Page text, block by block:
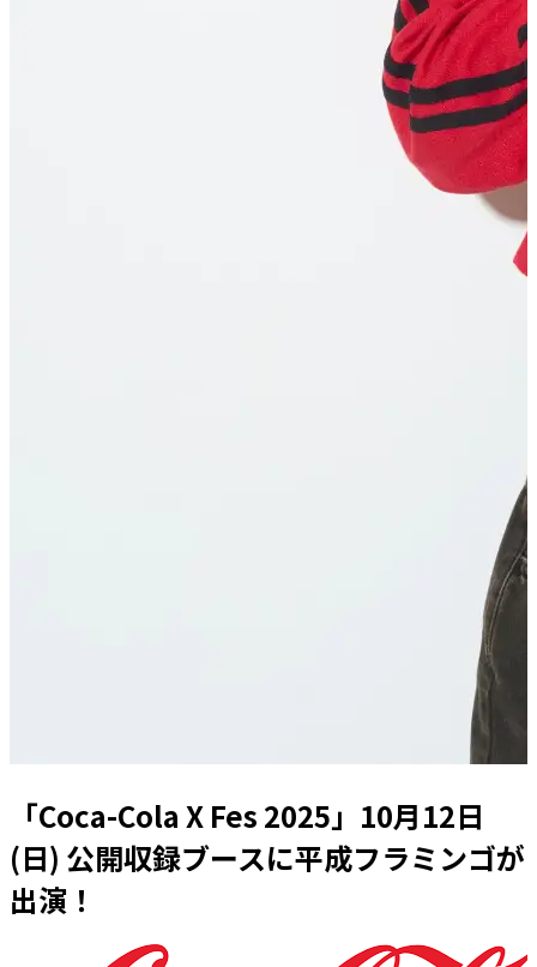
「Coca-Cola X Fes 2025」10月12日
(日) 公開収録ブースに平成フラミンゴが
出演！